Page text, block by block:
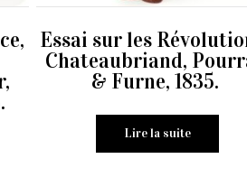
Essai sur les
Chateaubriand,
& Furne, 1835.
Lire la suite